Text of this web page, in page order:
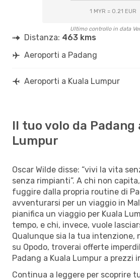
1 MYR = 0.21 EUR
Ultimo controllo in data
Distanza: 463 kms
Aeroporti a Padang
Aeroporti a Kuala Lumpur
Il tuo volo da Padang
Lumpur
Oscar Wilde disse: “vivi la vita
senza rimpianti”. A chi non
fuggire dalla propria routine di
avventurarsi per un viaggio in
pianifica un viaggio per Kuala
tempo, e chi, invece, vuole
Qualunque sia la tua intenzione,
su Opodo, troverai offerte
Padang a Kuala Lumpur a prezzi
Continua a leggere per scoprire